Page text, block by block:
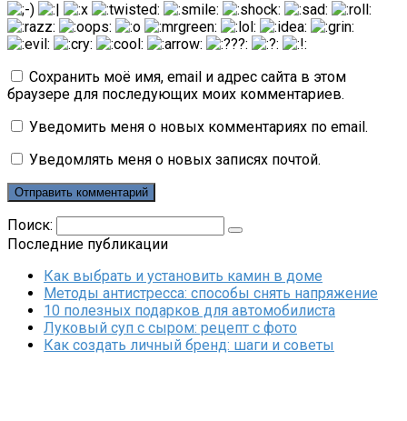
Сохранить моё имя, email и адрес сайта в этом
браузере для последующих моих комментариев.
Уведомить меня о новых комментариях по email.
Уведомлять меня о новых записях почтой.
Поиск:
Последние публикации
Как выбрать и установить камин в доме
Методы антистресса: способы снять напряжение
10 полезных подарков для автомобилиста
Луковый суп с сыром: рецепт с фото
Как создать личный бренд: шаги и советы